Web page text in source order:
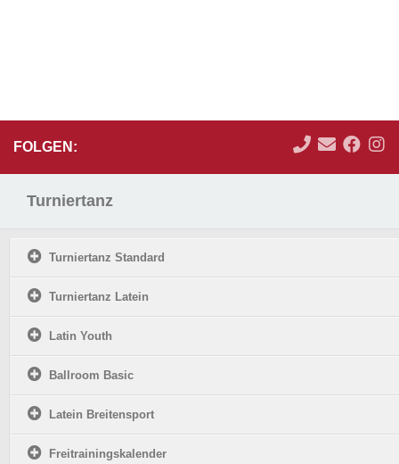
FOLGEN:
Turniertanz
Turniertanz Standard
Turniertanz Latein
Latin Youth
Ballroom Basic
Latein Breitensport
Freitrainingskalender